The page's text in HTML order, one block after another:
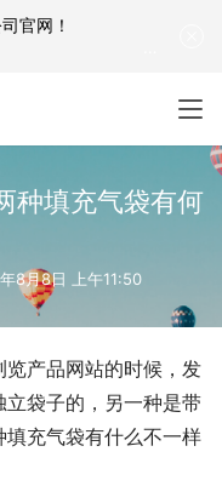
种填充气袋有何
8月8日 上午11:50
产品网站的时候，发
袋子的，另一种是带
充气袋有什么不一样
官网 ！